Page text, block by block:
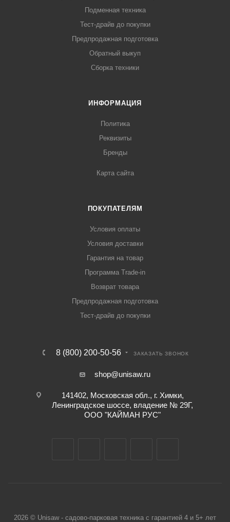
Подменная техника
Тест-драйв до покупки
Предпродажная подготовка
Обратный выкуп
Сборка техники
ИНФОРМАЦИЯ
Политика
Реквизиты
Бренды
Карта сайта
ПОКУПАТЕЛЯМ
Условия оплаты
Условия доставки
Гарантия на товар
Программа Trade-in
Возврат товара
Предпродажная подготовка
Тест-драйв до покупки
8 (800) 200-50-56 ЗАКАЗАТЬ ЗВОНОК
shop@unisaw.ru
141402, Московская обл., г. Химки,
Ленинградское шоссе, владение № 29Г,
ООО "КАЙМАН РУС"
2026 © Unisaw - садово-парковая техника с гарантией 4 и 5+ лет